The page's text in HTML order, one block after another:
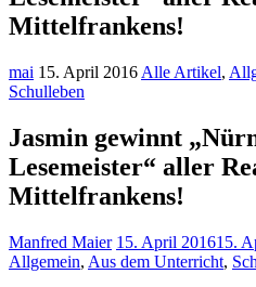
Mittelfrankens!
mai 15. April 2016 Alle Artikel,
Schulleben
Jasmin gewinnt
Lesemeister“ aller
Mittelfrankens!
Manfred Maier 15. April 201615.
Allgemein, Aus dem Unterricht,